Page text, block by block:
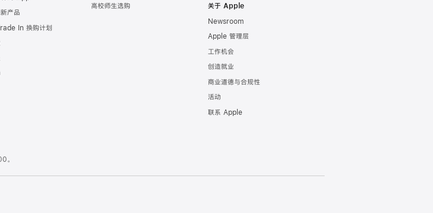
产品
In 换购计划
高校师生选购 关于 Apple
Newsroom
Apple 管理层
工作机会
创造就业
商业道德与合规性
活动
联系 Apple
。